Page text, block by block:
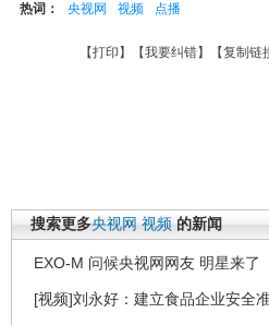
热词： 央视网 视频 点播
【打印 】【我要纠错】【复制链
搜索更多央视网 视频 的新闻
EXO-M 问候央视网网友 明星来了
[视频]刘永好：建立食品企业安全